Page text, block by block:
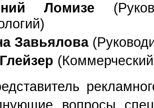
Ломизе
(
)
Завьялова (
(
вопросы